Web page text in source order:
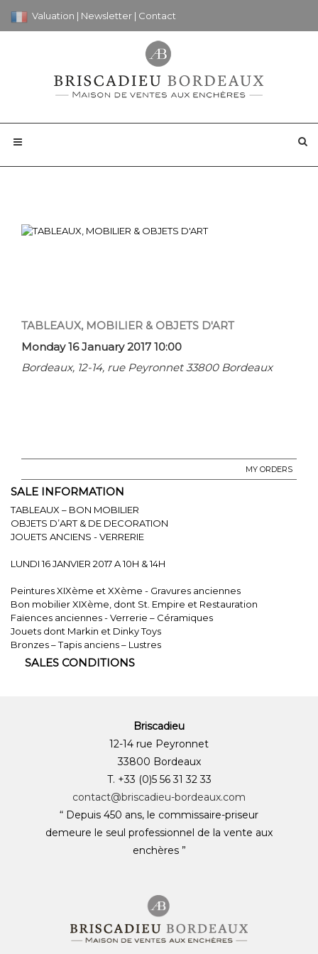
Valuation | Newsletter | Contact
TABLEAUX, MOBILIER & OBJETS D'ART
Monday 16 January 2017 10:00
Bordeaux, 12-14, rue Peyronnet 33800 Bordeaux
MY ORDERS
SALE INFORMATION
TABLEAUX – BON MOBILIER
OBJETS D’ART & DE DECORATION
JOUETS ANCIENS - VERRERIE
LUNDI 16 JANVIER 2017 A 10H & 14H
Peintures XIXème et XXème - Gravures anciennes
Bon mobilier XIXème, dont St. Empire et Restauration
Faïences anciennes - Verrerie – Céramiques
Jouets dont Markin et Dinky Toys
Bronzes – Tapis anciens – Lustres
SALES CONDITIONS
Briscadieu
12-14 rue Peyronnet
33800 Bordeaux
T. +33 (0)5 56 31 32 33
contact@briscadieu-bordeaux.com
“ Depuis 450 ans, le commissaire-priseur
demeure le seul professionnel de la vente aux
enchères ”